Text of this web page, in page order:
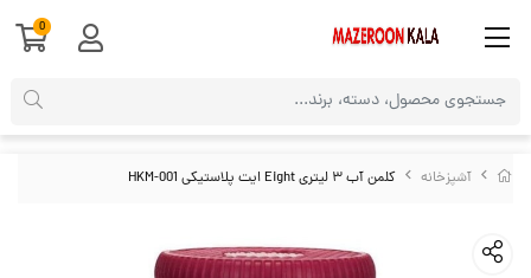
آشپزخانه کلمن آب ۳ لیتری Eight ایت پلاستیکی HKM-001
0